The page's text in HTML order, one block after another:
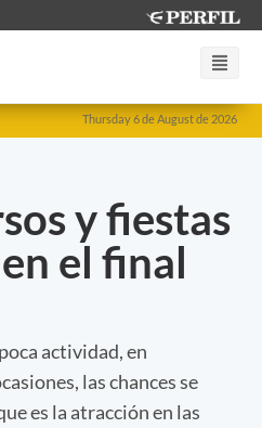
Thursday 6 de August de 2026
y fiestas
el final
actividad, en
las chances se
es la atracción en las